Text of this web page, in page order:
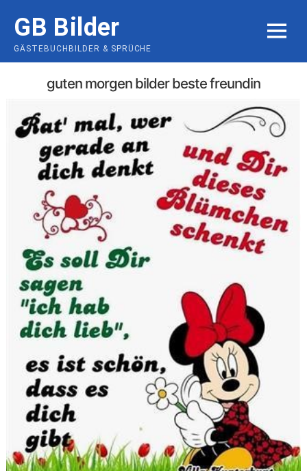
content
GB Bilder
GÄSTEBUCHBILDER & SPRÜCHE
MENU
guten morgen bilder beste freundin